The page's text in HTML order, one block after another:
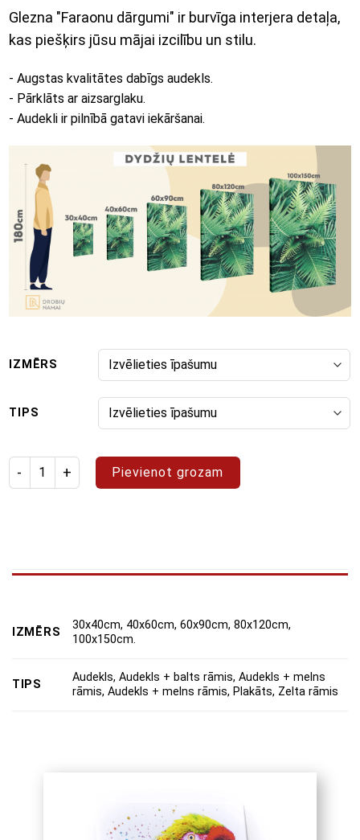
Glezna "Faraonu dārgumi" ir burvīga interjera detaļa,
kas piešķirs jūsu mājai izcilību un stilu.
- Augstas kvalitātes dabīgs audekls.
- Pārklāts ar aizsarglaku.
- Audekli ir pilnībā gatavi iekāršanai.
IZMĒRS
TIPS
Izstrādājuma daudzums: glezna "Faraonu dārgumi"
Pievienot grozam
IZMĒRS
30x40cm, 40x60cm, 60x90cm, 80x120cm,
100x150cm.
TIPS
Audekls, Audekls + balts rāmis, Audekls + melns
rāmis, Audekls + melns rāmis, Plakāts, Zelta rāmis